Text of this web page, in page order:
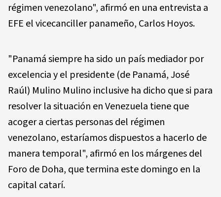
régimen venezolano", afirmó en una entrevista a
EFE el vicecanciller panameño, Carlos Hoyos.
"Panamá siempre ha sido un país mediador por
excelencia y el presidente (de Panamá, José
Raúl) Mulino Mulino inclusive ha dicho que si para
resolver la situación en Venezuela tiene que
acoger a ciertas personas del régimen
venezolano, estaríamos dispuestos a hacerlo de
manera temporal", afirmó en los márgenes del
Foro de Doha, que termina este domingo en la
capital catarí.